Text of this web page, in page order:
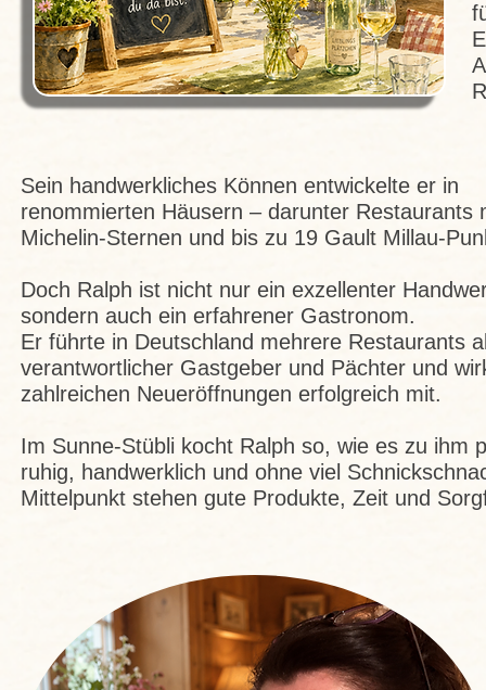
Sein handwerkliches Können entwickelte er in
renommierten Häusern – darunter Restaurants
Michelin-Sternen und bis zu 19 Gault Millau-
Doch Ralph ist nicht nur ein exzellenter
sondern auch ein erfahrener Gastronom.
Er führte in Deutschland mehrere Restaurants
verantwortlicher Gastgeber und Pächter und
zahlreichen Neueröffnungen erfolgreich mit.
Im Sunne-Stübli kocht Ralph so, wie es zu ihm
ruhig, handwerklich und ohne viel
Mittelpunkt stehen gute Produkte, Zeit und